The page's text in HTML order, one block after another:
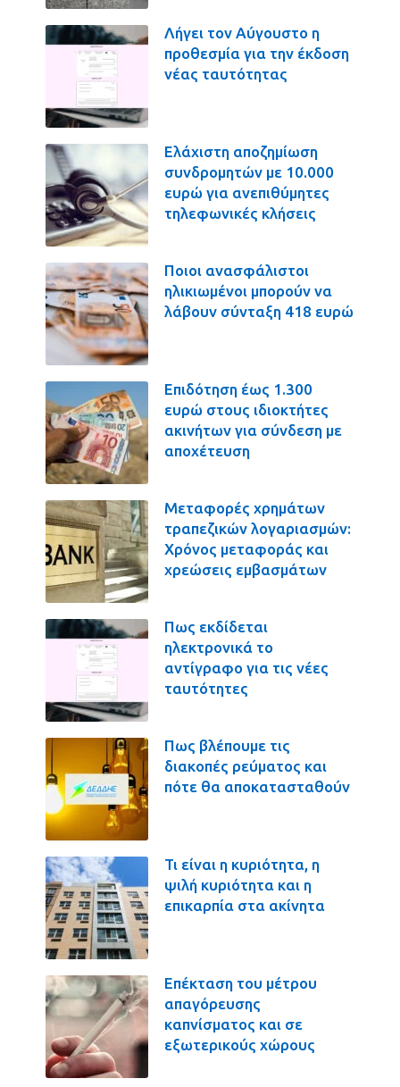
Λήγει τον Αύγουστο η
προθεσμία για την έκδοση
νέας ταυτότητας
Ελάχιστη αποζημίωση
συνδρομητών με 10.000
ευρώ για ανεπιθύμητες
τηλεφωνικές κλήσεις
Ποιοι ανασφάλιστοι
ηλικιωμένοι μπορούν να
λάβουν σύνταξη 418 ευρώ
Επιδότηση έως 1.300
ευρώ στους ιδιοκτήτες
ακινήτων για σύνδεση με
αποχέτευση
Μεταφορές χρημάτων
τραπεζικών λογαριασμών:
Χρόνος μεταφοράς και
χρεώσεις εμβασμάτων
Πως εκδίδεται
ηλεκτρονικά το
αντίγραφο για τις νέες
ταυτότητες
Πως βλέπουμε τις
διακοπές ρεύματος και
πότε θα αποκατασταθούν
Τι είναι η κυριότητα, η
ψιλή κυριότητα και η
επικαρπία στα ακίνητα
Επέκταση του μέτρου
απαγόρευσης
καπνίσματος και σε
εξωτερικούς χώρους